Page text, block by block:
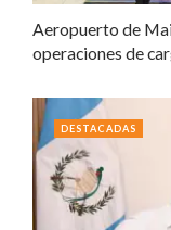
Aeropuerto de
operaciones de
DESTACADAS